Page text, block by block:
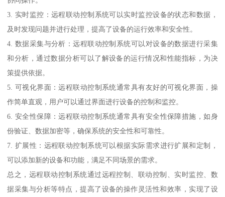
3. 实时监控：远程联动控制系统可以实时监控设备的状态和数据，
及时发现问题并进行处理，提高了设备的运行效率和安全性。
4. 数据采集与分析：远程联动控制系统可以对设备的数据进行采集
和分析，通过数据分析可以了解设备的运行情况和性能指标，为决
策提供依据。
5. 可视化界面：远程联动控制系统通常具有友好的可视化界面，操
作简单直观，用户可以通过界面进行设备的控制和监控。
6. 安全性保障：远程联动控制系统通常具有安全性保障措施，如身
份验证、数据加密等，确保系统的安全性和可靠性。
7. 扩展性：远程联动控制系统可以根据实际需求进行扩展和定制，
可以添加新的设备和功能，满足不同场景的需求。
总之，远程联动控制系统通过远程控制、联动控制、实时监控、数
据采集与分析等特点，提高了设备的操作灵活性和效率，实现了设